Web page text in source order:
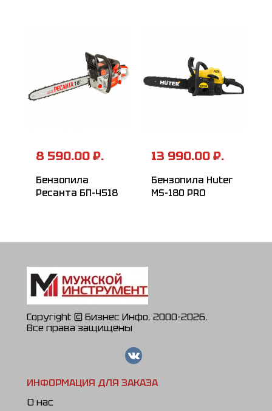
8 590.00 ₽.
Бензопила
Ресанта БП-4518
13 990.00 ₽.
Бензопила Huter
MS-180 PRO
Copyright © Бизнес Инфо. 2000-2026.
Все права защищены
ИНФОРМАЦИЯ ДЛЯ ЗАКАЗА
О нас